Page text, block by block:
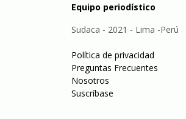
Equipo periodístico
Sudaca - 2021 - Lima -Perú
Política de privacidad
Preguntas Frecuentes
Nosotros
Suscríbase